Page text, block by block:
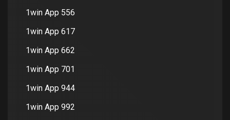
1win App 556
1win App 617
1win App 662
1win App 701
1win App 944
1win App 992